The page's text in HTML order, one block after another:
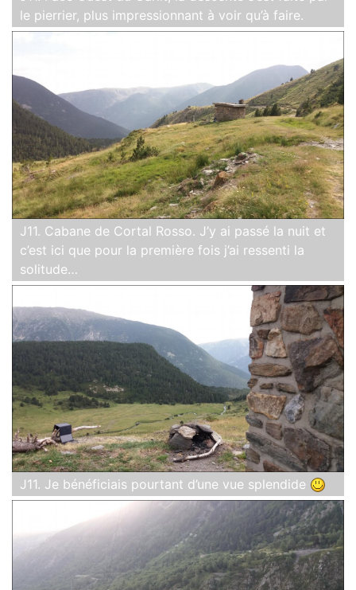
le pierrier, plus impressionnant à voir qu’à faire.
J11. Cabane de Cortal Rosso. J’y ai passé la nuit et
c’est ici que pour la première fois j’ai ressenti la
solitude…
J11. Je bénéficiais pourtant d’une vue splendide